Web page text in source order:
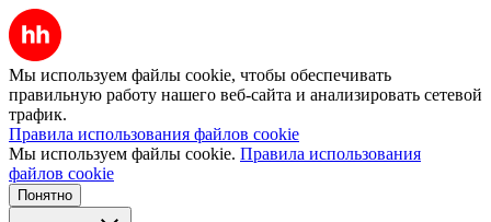
Мы используем файлы cookie, чтобы обеспечивать
правильную работу нашего веб-сайта и анализировать сетевой
трафик.
Правила использования файлов cookie
Мы используем файлы cookie. Правила использования
файлов cookie
Понятно